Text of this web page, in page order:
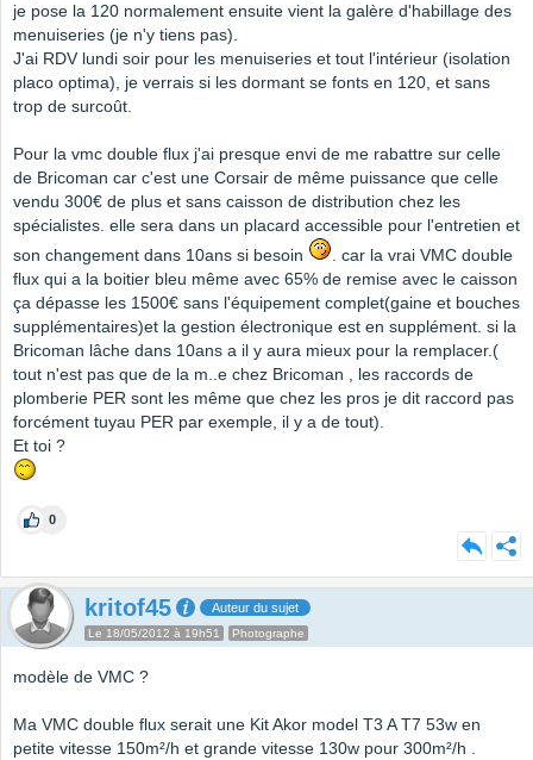
je pose la 120 normalement ensuite vient la galère d'habillage des
menuiseries (je n'y tiens pas).
J'ai RDV lundi soir pour les menuiseries et tout l'intérieur (isolation
placo optima), je verrais si les dormant se fonts en 120, et sans
trop de surcoût.
Pour la vmc double flux j'ai presque envi de me rabattre sur celle
de Bricoman car c'est une Corsair de même puissance que celle
vendu 300€ de plus et sans caisson de distribution chez les
spécialistes. elle sera dans un placard accessible pour l'entretien et
son changement dans 10ans si besoin
. car la vrai VMC double
flux qui a la boitier bleu même avec 65% de remise avec le caisson
ça dépasse les 1500€ sans l'équipement complet(gaine et bouches
supplémentaires)et la gestion électronique est en supplément. si la
Bricoman lâche dans 10ans a il y aura mieux pour la remplacer.(
tout n'est pas que de la m..e chez Bricoman , les raccords de
plomberie PER sont les même que chez les pros je dit raccord pas
forcément tuyau PER par exemple, il y a de tout).
Et toi ?
0
kritof45 Auteur du sujet
Le 18/05/2012 à 19h51 Photographe
modèle de VMC ?
Ma VMC double flux serait une Kit Akor model T3 A T7 53w en
petite vitesse 150m²/h et grande vitesse 130w pour 300m²/h .